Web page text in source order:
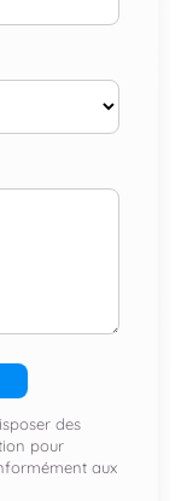
des
pour
aux